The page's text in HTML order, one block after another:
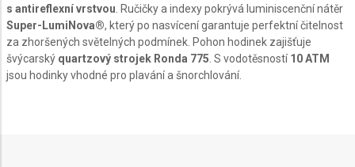
s antireflexní vrstvou. Ručičky a indexy pokrývá luminiscenční nátěr
Super-LumiNova®, který po nasvícení garantuje perfektní čitelnost
za zhoršených světelných podmínek. Pohon hodinek zajišťuje
švýcarský quartzový strojek Ronda 775. S vodotěsností10 ATM
jsou hodinky vhodné pro plavání a šnorchlování.